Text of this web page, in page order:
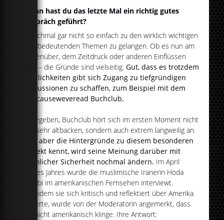
Wann hast du das letzte Mal ein richtig gutes
Gespräch geführt?
Manchmal gar nicht so einfach zu den wirklich wichtigen
und bedeutenden Themen zu gelangen. Ob es nun am
Gegenüber, dem Zeitdruck oder anderen Einflüssen
liegt – die Gründe sind vielseitig.Gut, dass es trotzdem
Möglichkeiten gibt sich Zugang zu tiefgründigen
Diskussionen zu schaffen, zum Beispiel mit dem
#becauseweveread Buchclub.
Zugegeben, Buchclub hört sich im ersten Moment nicht
nur sehr altbacken, sondern auch extrem langweilig an.
Wer aber die Hintergründe zu diesem besonderen
Projekt kennt, wird seine Meinung darüber mit
ziemlicher Sicherheit nochmal ändern. Im April
dieses Jahres wurde die muslimische Iranerin Hoda
Katebi im amerikanischen Fernsehen interviewt.
Nachdem sie sich kritisch und reflektiert über Amerika
äußerte, wurde von der Moderatorin angemerkt, dass
sie nicht amerikanisch klinge. Ihre Antwort: